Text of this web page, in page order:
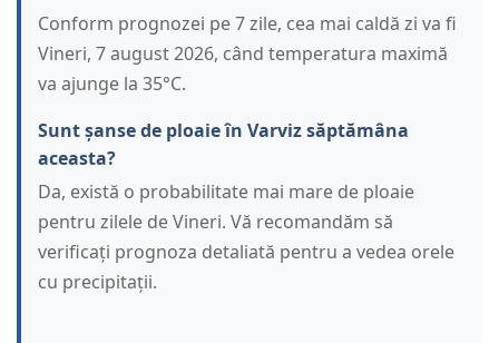
Conform prognozei pe 7 zile, cea mai caldă zi va fi
Vineri, 7 august 2026, când temperatura maximă
va ajunge la 35°C.
Sunt șanse de ploaie în Varviz săptămâna
aceasta?
Da, există o probabilitate mai mare de ploaie
pentru zilele de Vineri. Vă recomandăm să
verificați prognoza detaliată pentru a vedea orele
cu precipitații.